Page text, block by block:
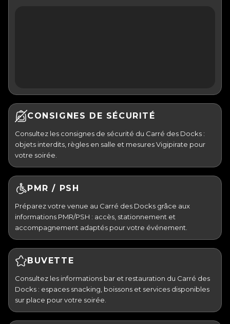
CONSIGNES DE SÉCURITÉ
Consultez les consignes de sécurité du Carré des Docks :
objets interdits, règles en salle et mesures Vigipirate pour
votre soirée.
PMR / PSH
Préparez votre venue au Carré des Docks grâce aux
informations PMR/PSH : accès, stationnement et
accompagnement adaptés pour votre événement.
BUVETTE
Consultez les informations bar et restauration du Carré des
Docks : espaces snacking, boissons et services disponibles
sur place pour votre soirée.